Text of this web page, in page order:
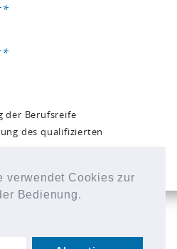
verwendet Cookies zur
Bedienung.
der Berufsreife
des qualifizierten